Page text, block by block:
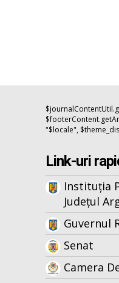
"$locale",
Link-uri
Instituția
Județul
Guvernul
Senat
Camera